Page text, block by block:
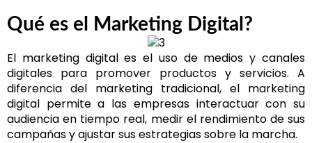
Qué es el Marketing Digital?
El marketing digital es el uso de medios y canales
digitales para promover productos y servicios. A
diferencia del marketing tradicional, el marketing
digital permite a las empresas interactuar con su
audiencia en tiempo real, medir el rendimiento de sus
campañas y ajustar sus estrategias sobre la marcha.